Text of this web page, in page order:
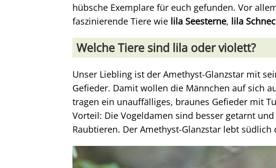
hübsche Exemplare für euch gefunden. Vor
faszinierende Tiere wie lila Seesterne, lila
Welche Tiere sind lila oder violett?
Unser Liebling ist der Amethyst-Glanzstar mit
Gefieder. Damit wollen die Männchen auf sich
tragen ein unauffälliges, braunes Gefieder mit
Vorteil: Die Vogeldamen sind besser getarnt
Raubtieren. Der Amethyst-Glanzstar lebt südlich